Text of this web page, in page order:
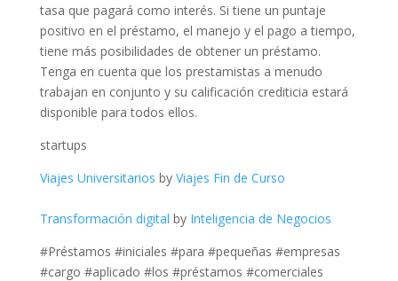
tasa que pagará como interés. Si tiene un puntaje
positivo en el préstamo, el manejo y el pago a tiempo,
tiene más posibilidades de obtener un préstamo.
Tenga en cuenta que los prestamistas a menudo
trabajan en conjunto y su calificación crediticia estará
disponible para todos ellos.
startups
Viajes Universitarios by Viajes Fin de Curso
Transformación digital by Inteligencia de Negocios
#Préstamos #iniciales #para #pequeñas #empresas
#cargo #aplicado #los #préstamos #comerciales